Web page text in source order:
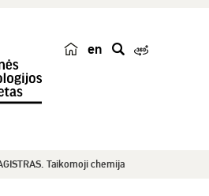
en
k
Taikomoji chemija